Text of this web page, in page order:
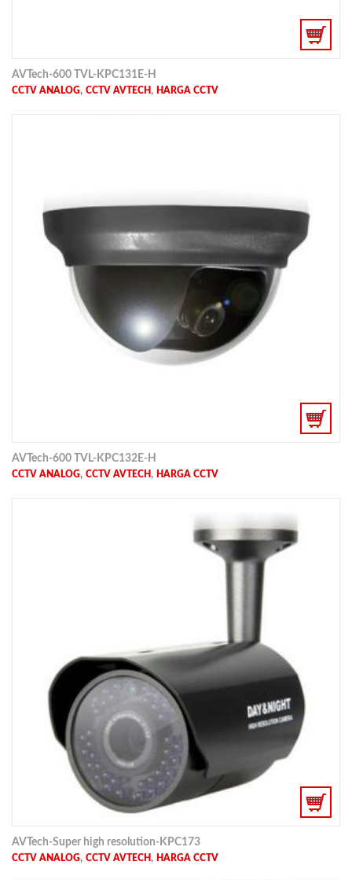
AVTech-600 TVL-KPC131E-H
CCTV ANALOG, CCTV AVTECH , HARGA CCTV
AVTech-600 TVL-KPC132E-H
CCTV ANALOG, CCTV AVTECH , HARGA CCTV
AVTech-Super high resolution-KPC173
CCTV ANALOG, CCTV AVTECH , HARGA CCTV